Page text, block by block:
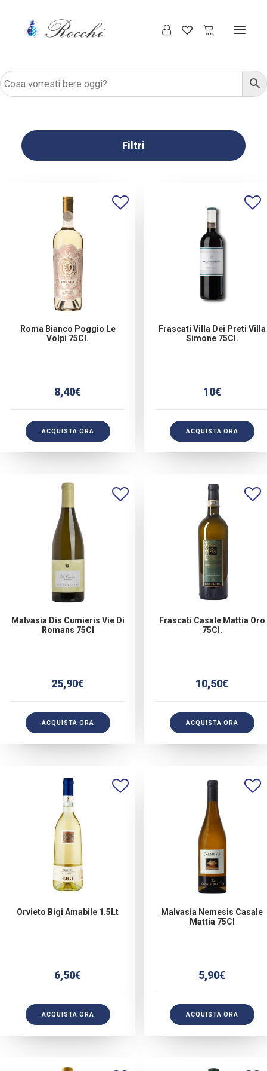
Filtri
Roma Bianco Poggio Le
Volpi 75Cl.
8,40€
ACQUISTA ORA
Frascati Villa Dei Preti Villa
Simone 75Cl.
10€
ACQUISTA ORA
Malvasia Dis Cumieris Vie Di
Romans 75Cl
25,90€
ACQUISTA ORA
Frascati Casale Mattia Oro
75Cl.
10,50€
ACQUISTA ORA
Orvieto Bigi Amabile 1.5Lt
6,50€
ACQUISTA ORA
Malvasia Nemesis Casale
Mattia 75Cl
5,90€
ACQUISTA ORA